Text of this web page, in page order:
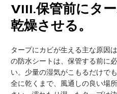
VIII.保管前にタ
乾燥させる。
タープにカビが生える主な原因
の防水シートは、保管する前に
い。少量の湿気がこもるだけで
全に乾くまで、風通しの良い場